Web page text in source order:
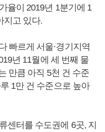
율이 2019년 1분기에 1
지고 있다.
빠르게 서울·경기지역
년 11월에 세 번째 물
만큼 아직 5천 건 수준
1만 건 수준으로 높아
센터를 수도권에 6곳, 지